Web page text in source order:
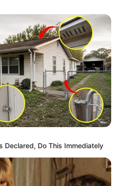
LAINNYA
Yoshiki Murayama
Declared, Do This Immediately